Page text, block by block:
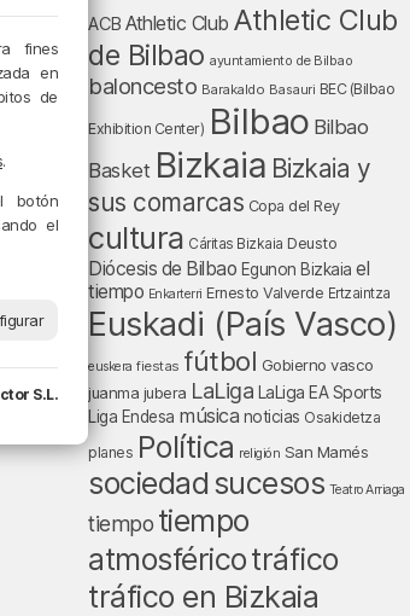
ACB Athletic Club Athletic Club
de Bilbao ayuntamiento de Bilbao
baloncesto Barakaldo Basauri BEC (Bilbao
Exhibition Center) Bilbao Bilbao
Basket Bizkaia Bizkaia y
sus comarcas Copa del Rey
cultura Cáritas Bizkaia Deusto
Diócesis de Bilbao Egunon Bizkaia el
tiempo Enkarterri Ernesto Valverde Ertzaintza
Euskadi (País Vasco)
euskera fiestas fútbol Gobierno vasco
juanma jubera LaLiga LaLiga EA Sports
Liga Endesa música noticias Osakidetza
planes Política religión San Mamés
sociedad sucesos Teatro Arriaga
tiempo tiempo
atmosféricotráfico
tráfico en Bizkaia
fines
en
de
.
botón
el
S.L.